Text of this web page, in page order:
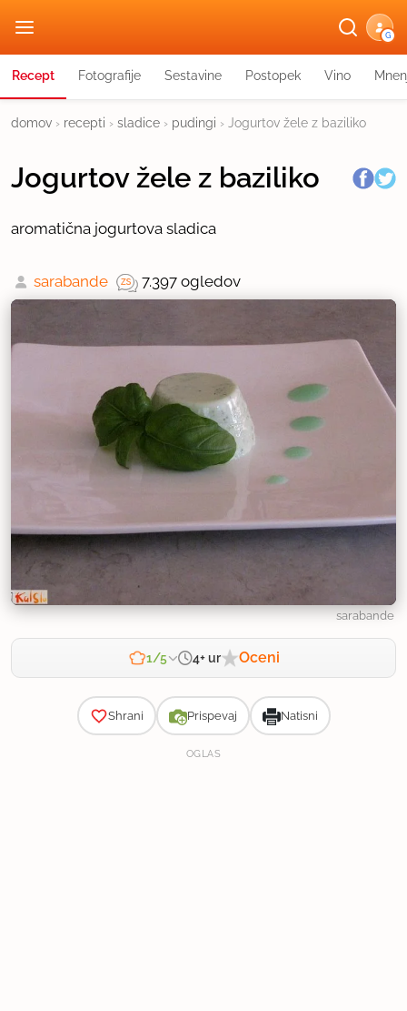
G
Recept Fotografije Sestavine Postopek Vino
domov › recepti › sladice › pudingi › Jogurtov žele z baziliko
Jogurtov žele z baziliko
aromatična jogurtova sladica
sarabande 7.397 ogledov
sarabande
1/5 4+ ur Oceni
Shrani Prispevaj Natisni
OGLAS